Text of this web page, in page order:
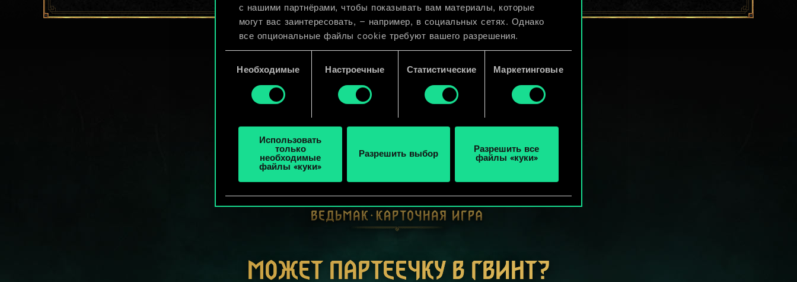
с нашими партнёрами, чтобы показывать вам материалы, которые
могут вас заинтересовать, — например, в социальных сетях. Однако
все опциональные файлы cookie требуют вашего разрешения.
Найти подробную информацию о том, как мы используем ваши файлы
«Настройки» ниже.
согласия
Необходимые Настроечные Статистические Маркетинговые
Использовать
только
необходимые
файлы «куки»
Разрешить выбор
Разрешить все
файлы «куки»
МОЖЕТ ПАРТЕЕЧКУ В ГВИНТ?